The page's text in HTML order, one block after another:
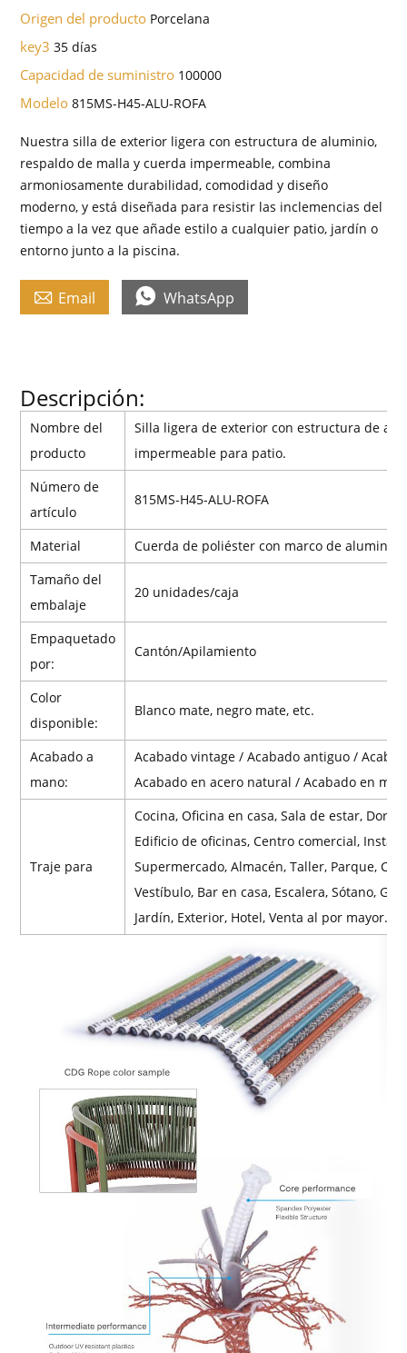
Origen del producto Porcelana
key335 días
Capacidad de suministro 100000
Modelo815MS-H45-ALU-ROFA
Nuestra silla de exterior ligera con estructura de aluminio,
respaldo de malla y cuerda impermeable, combina
armoniosamente durabilidad, comodidad y diseño
moderno, y está diseñada para resistir las inclemencias del
tiempo a la vez que añade estilo a cualquier patio, jardín o
entorno junto a la piscina.
 Email  WhatsApp
Descripción:
Nombre del
producto
Silla ligera de exterior con estructura de
impermeable para patio.
Número de
artículo
815MS-H45-ALU-ROFA
Material
Cuerda de poliéster con marco de aluminio
Tamaño del
embalaje
20 unidades/caja
Empaquetado
por:
Cantón/Apilamiento
Color
disponible:
Blanco mate, negro mate, etc.
Acabado a
mano:
Acabado vintage / Acabado antiguo /
Acabado en acero natural / Acabado en
Traje para
Cocina, Oficina en casa, Sala de estar,
Edificio de oficinas, Centro comercial,
Supermercado, Almacén, Taller, Parque,
Vestíbulo, Bar en casa, Escalera, Sótano,
Jardín, Exterior, Hotel, Venta al por mayor.